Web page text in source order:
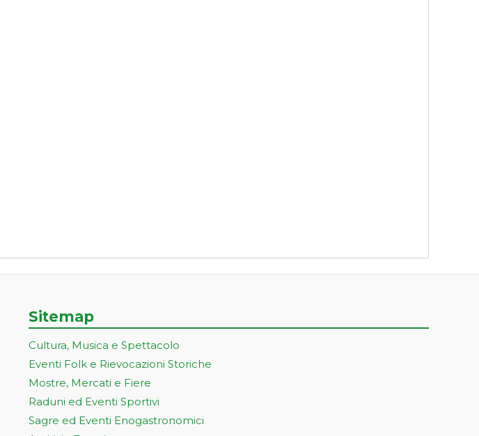
Sitemap
Cultura, Musica e Spettacolo
Eventi Folk e Rievocazioni Storiche
Mostre, Mercati e Fiere
Raduni ed Eventi Sportivi
Sagre ed Eventi Enogastronomici